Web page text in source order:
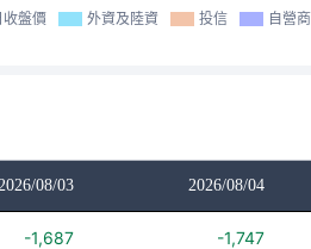
收盤價 外資及陸資 投信 自營商
08/03 2026/08/04
-1,687 -1,747